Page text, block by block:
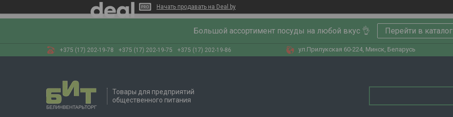
Начать продавать на Deal.by
Большой ассортимент посуды на любой вкус 👌 Перейти в каталог
+375 (17) 202-19-78 +375 (17) 202-19-75 +375 (17) 202-19-86 ул.Прилукская 60-224, Минск, Беларусь
Товары для предприятий
общественного питания